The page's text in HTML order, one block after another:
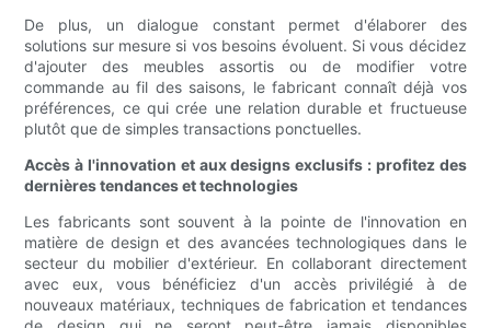
De plus, un dialogue constant permet d'élaborer des
solutions sur mesure si vos besoins évoluent. Si vous décidez
d'ajouter des meubles assortis ou de modifier votre
commande au fil des saisons, le fabricant connaît déjà vos
préférences, ce qui crée une relation durable et fructueuse
plutôt que de simples transactions ponctuelles.
Accès à l'innovation et aux designs exclusifs : profitez des
dernières tendances et technologies
Les fabricants sont souvent à la pointe de l'innovation en
matière de design et des avancées technologiques dans le
secteur du mobilier d'extérieur. En collaborant directement
avec eux, vous bénéficiez d'un accès privilégié à de
nouveaux matériaux, techniques de fabrication et tendances